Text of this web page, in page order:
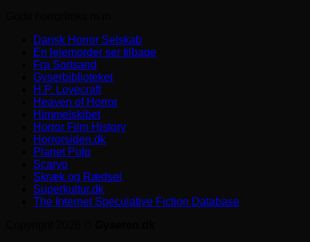
Dansk Horror Selskab
En lejemorder ser tilbage
Fra Sortsand
Gyserbiblioteket
H.P. Lovecraft
Heaven of Horror
Himmelskibet
Horror Film History
Horrorsiden.dk
Planet Pulp
Scaryo
Skræk og Rædsel
Superkultur.dk
The Internet Speculative Fiction Database